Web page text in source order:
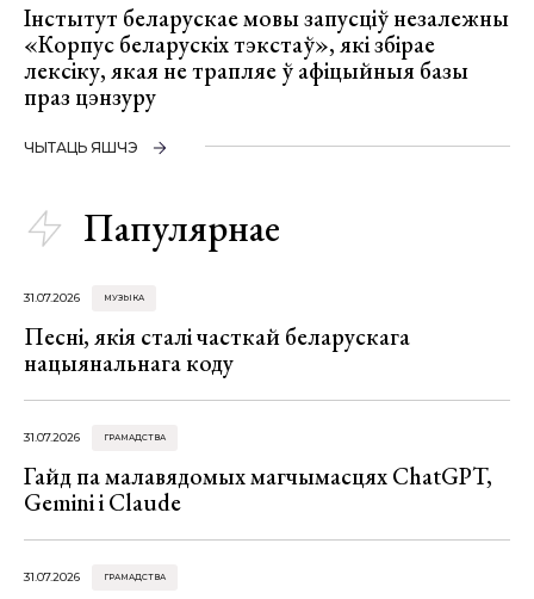
Інстытут беларускае мовы запусціў незалежны
«Корпус беларускіх тэкстаў», які збірае
лексіку, якая не трапляе ў афіцыйныя базы
праз цэнзуру
ЧЫТАЦЬ ЯШЧЭ
Папулярнае
31.07.2026 МУЗЫКА
Песні, якія сталі часткай беларускага
нацыянальнага коду
31.07.2026 ГРАМАДСТВА
Гайд па малавядомых магчымасцях ChatGPT,
Gemini і Claude
31.07.2026 ГРАМАДСТВА